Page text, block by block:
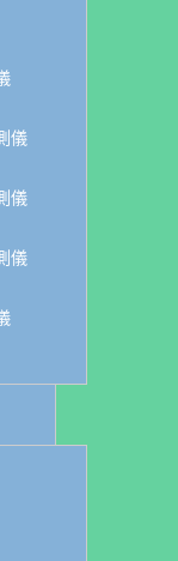
儀
儀
儀